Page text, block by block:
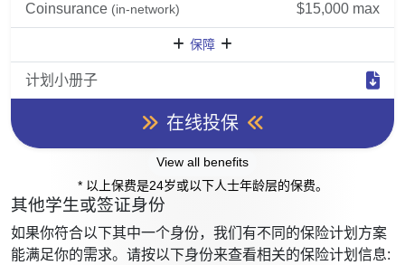
Coinsurance (in-network) $15,000 max
保障
计划小册子
在线投保
View all benefits
* 以上保费是24岁或以下人士年龄层的保费。
其他学生或签证身份
如果你符合以下其中一个身份，我们有不同的保险计划方案
能满足你的需求。请按以下身份来查看相关的保险计划信息: